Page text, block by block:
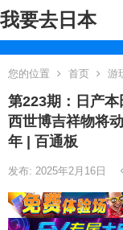
我要去日本
您的位置 首页 游
第223期：日产
西世博吉祥物将
年 | 百通板
发布: 2025年2月16日